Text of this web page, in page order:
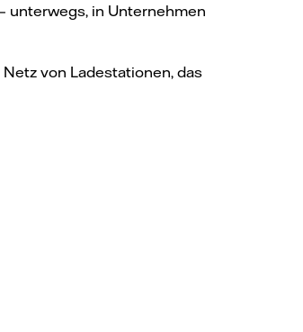
unterwegs, in Unternehmen
von Ladestationen, das